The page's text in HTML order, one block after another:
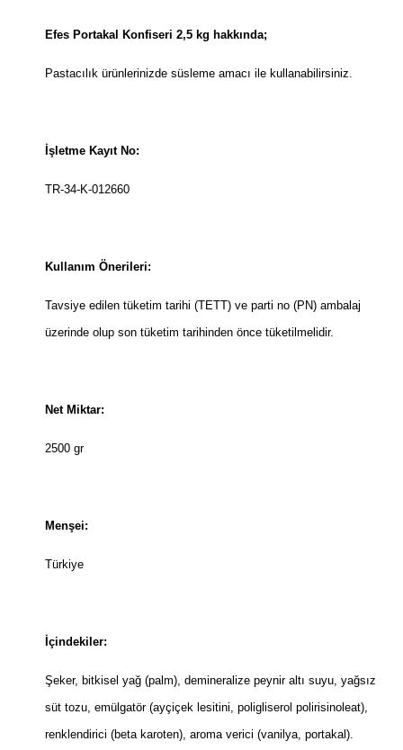
Efes Portakal Konfiseri 2,5 kg hakkında;
Pastacılık ürünlerinizde süsleme amacı ile kullanabilirsiniz.
İşletme Kayıt No:
TR-34-K-012660
Kullanım Önerileri:
Tavsiye edilen tüketim tarihi (TETT) ve parti no (PN) ambalaj
üzerinde olup son tüketim tarihinden önce tüketilmelidir.
Net Miktar:
2500 gr
Menşei:
Türkiye
İçindekiler:
Şeker, bitkisel yağ (palm), demineralize peynir altı suyu, yağsız
süt tozu, emülgatör (ayçiçek lesitini, poligliserol polirisinoleat),
renklendirici (beta karoten), aroma verici (vanilya, portakal).